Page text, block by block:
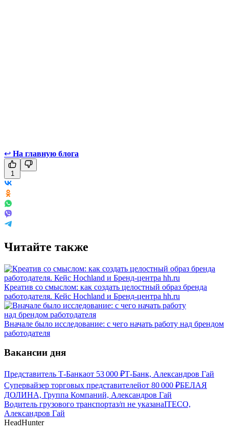
↩ На главную блога
1
Читайте также
Креатив со смыслом: как создать целостный образ бренда
работодателя. Кейс Hochland и Бренд-центра hh.ru
Вначале было исследование: с чего начать работу над брендом
работодателя
Вакансии дня
Представитель Т-Банкаот 53 000 ₽Т-Банк, Александров Гай
Супервайзер торговых представителейот 80 000 ₽БЕЛАЯ
ДОЛИНА, Группа Компаний, Александров Гай
Водитель грузового транспортаз/п не указанаITECO,
Александров Гай
HeadHunter